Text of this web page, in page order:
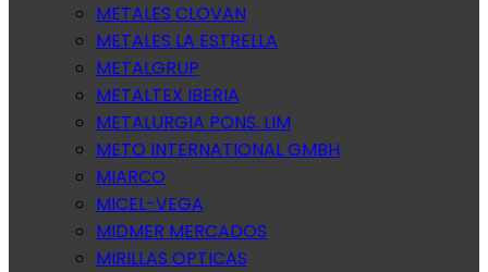
METALES CLOVAN
METALES LA ESTRELLA
METALGRUP
METALTEX IBERIA
METALURGIA PONS. LIM
METO INTERNATIONAL GMBH
MIARCO
MICEL-VEGA
MIDMER MERCADOS
MIRILLAS OPTICAS